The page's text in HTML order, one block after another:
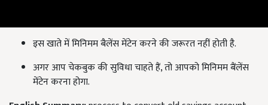
इस खाते में मिनिमम बैलेंस मेंटेन करने की जरूरत नहीं होती है.
अगर आप चेकबुक की सुविधा चाहते हैं, तो आपको मिनिमम बैंलेंस
मेंटेन करना होगा.